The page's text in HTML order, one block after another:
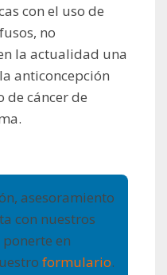
con el uso de
no
la actualidad una
anticoncepción
de cáncer de
asesoramiento
con nuestros
en
formulario.